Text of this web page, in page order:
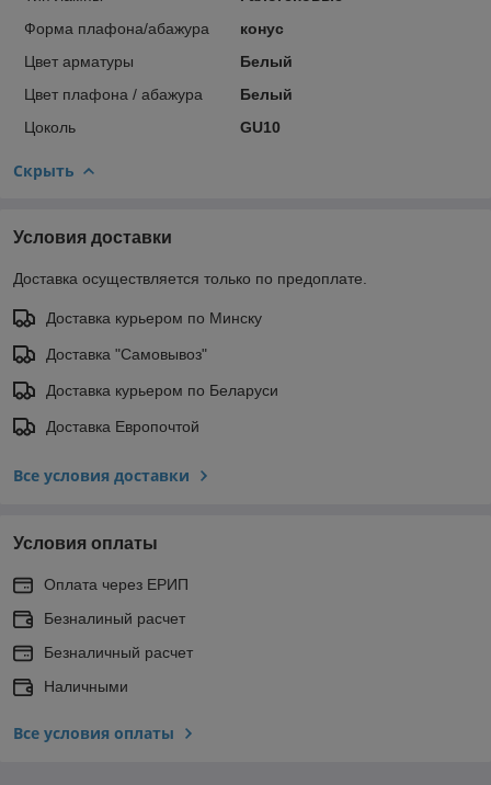
Форма плафона/абажура
конус
Цвет арматуры
Белый
Цвет плафона / абажура
Белый
Цоколь
GU10
Скрыть
Условия доставки
Доставка осуществляется только по предоплате.
Доставка курьером по Минску
Доставка "Самовывоз"
Доставка курьером по Беларуси
Доставка Европочтой
Все условия доставки
Условия оплаты
Оплата через ЕРИП
Безналиный расчет
Безналичный расчет
Наличными
Все условия оплаты